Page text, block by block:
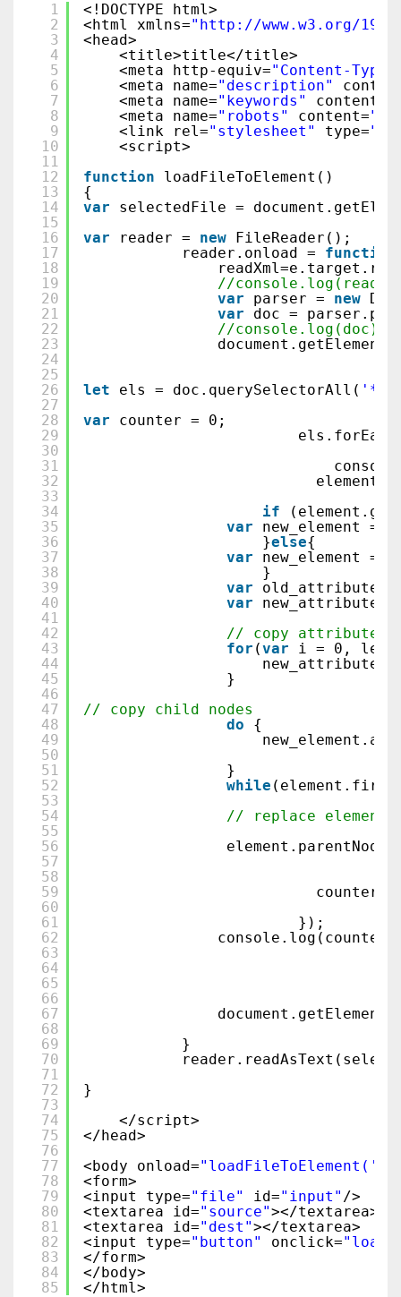
1
2
3
4
5
6
7
8
9
10
11
12
13
14
15
16
17
18
19
20
21
22
23
24
25
26
27
28
29
30
31
32
33
34
35
36
37
38
39
40
41
42
43
44
45
46
47
48
49
50
51
52
53
54
55
56
57
58
59
60
61
62
63
64
65
66
67
68
69
70
71
72
73
74
75
76
77
78
79
80
81
82
83
84
85
<!DOCTYPE html>
<html xmlns="http://www.w3.org/
<head>
<title>title</title>
<meta http-equiv="Content-Type"
<meta name="description"
<meta name="keywords" content=
<meta name="robots" content=
<link rel="stylesheet" type=
<script>
function
loadFileToElement()
{
var
selectedFile =
var
reader = new FileReader();
reader.onload = function
//
var
parser = new
var
doc =
//console.log(doc);
let els = doc.querySelectorAll( '*'
var
counter = 0;
if
var
new_element =
}else{
var
new_element =
}
var
old_attributes
var
new_attributes
// copy attributes
for (var
i = 0, len
}
// copy child nodes
do
{
}
while
// replace element
});
}
}
</script>
</head>
<body onload=
<form>
<input type="file" id="input" />
<textarea id="source"></textarea>
<textarea id="dest"></textarea>
<input type="button" onclick=
</form>
</body>
</html>